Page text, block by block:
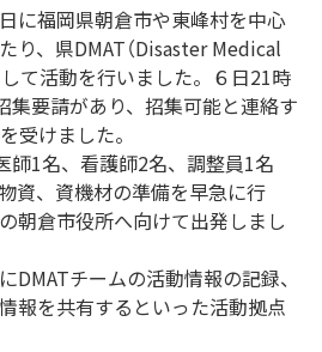
に福岡県朝倉市や東峰村を中心
り、県DMAT（Disaster Medical
て活動を行いました。６日21時
集要請があり、招集可能と連絡す
受けました。
師1名、看護師2名、調整員1名
資、資機材の準備を早急に行
朝倉市役所へ向けて出発しまし
DMATチームの活動情報の記録、
報を共有するといった活動拠点